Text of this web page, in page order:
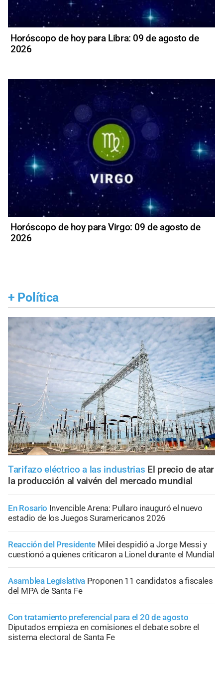
Horóscopo de hoy para Libra: 09 de agosto de
2026
Horóscopo de hoy para Virgo: 09 de agosto de
2026
+ Política
Tarifazo eléctrico a las industrias El precio de atar
la producción al vaivén del mercado mundial
En Rosario Invencible Arena: Pullaro inauguró el nuevo
estadio de los Juegos Suramericanos 2026
Reacción del Presidente Milei despidió a Jorge Messi y
cuestionó a quienes criticaron a Lionel durante el Mundial
Asamblea Legislativa Proponen 11 candidatos a fiscales
del MPA de Santa Fe
Con tratamiento preferencial para el 20 de agosto
Diputados empieza en comisiones el debate sobre el
sistema electoral de Santa Fe